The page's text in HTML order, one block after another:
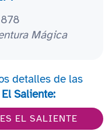
Mágica
detalles de las
Saliente:
EL SALIENTE